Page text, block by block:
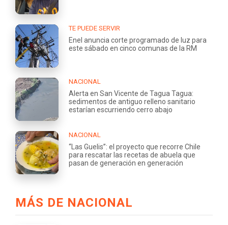
TE PUEDE SERVIR
Enel anuncia corte programado de luz para
este sábado en cinco comunas de la RM
NACIONAL
Alerta en San Vicente de Tagua Tagua:
sedimentos de antiguo relleno sanitario
estarían escurriendo cerro abajo
NACIONAL
“Las Guelis”: el proyecto que recorre Chile
para rescatar las recetas de abuela que
pasan de generación en generación
MÁS DE NACIONAL